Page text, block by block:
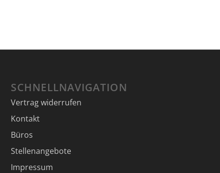
SCHNELLNAVIGATION
Vertrag widerrufen
Kontakt
Büros
Stellenangebote
Impressum